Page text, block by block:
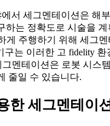
에서 세그멘테이션은 해
하는 정확도로 시술을
게 주행하기 위해 세그
구는 이러한 고 fidelity
그멘테이션은 로봇 시스
줄일 수 있습니다.
한 세그멘테이